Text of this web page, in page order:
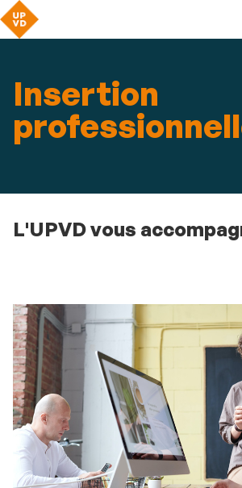
contenu
Insertion
L'UPVD vous